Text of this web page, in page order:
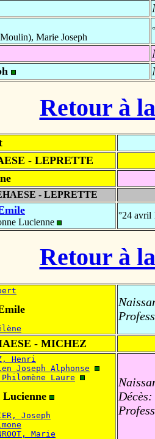
Marie Joseph
Retour à
- LEPRETTE
- LEPRETTE
Lucienne
°24
Retour à
- MICHEZ
Henri
Joseph Alphonse
Philomène Laure
Joseph
Marie
Décès: